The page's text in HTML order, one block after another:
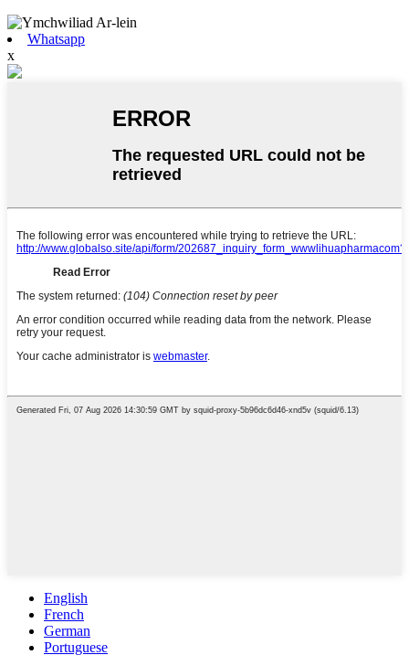
Whatsapp
x
English
French
German
Portuguese